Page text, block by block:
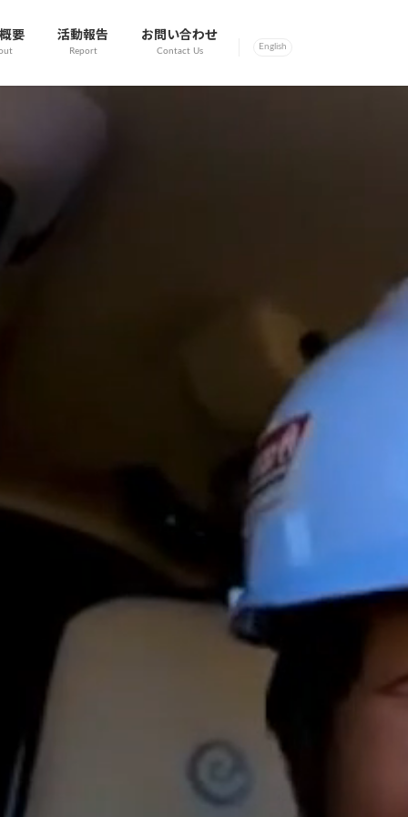
要 活動報告
Report
お問い合わせ
Contact Us English